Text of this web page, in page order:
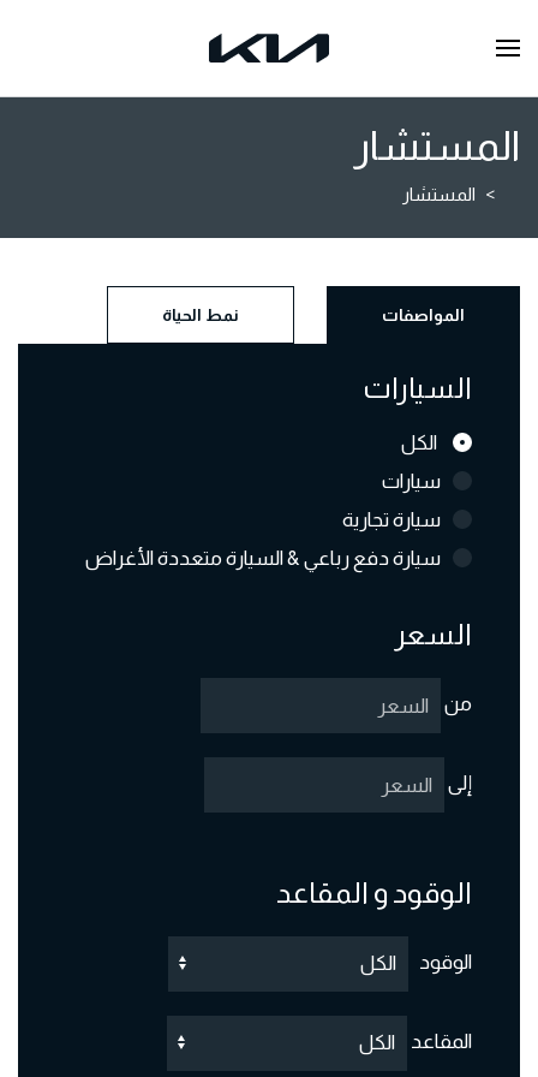
المستشار
المستشار
المواصفات نمط الحياة
السيارات
الكل
سيارات
سيارة تجارية
سيارة دفع رباعي & السيارة متعددة الأغراض
السعر
من
إلى
الوقود و المقاعد
الوقود
المقاعد